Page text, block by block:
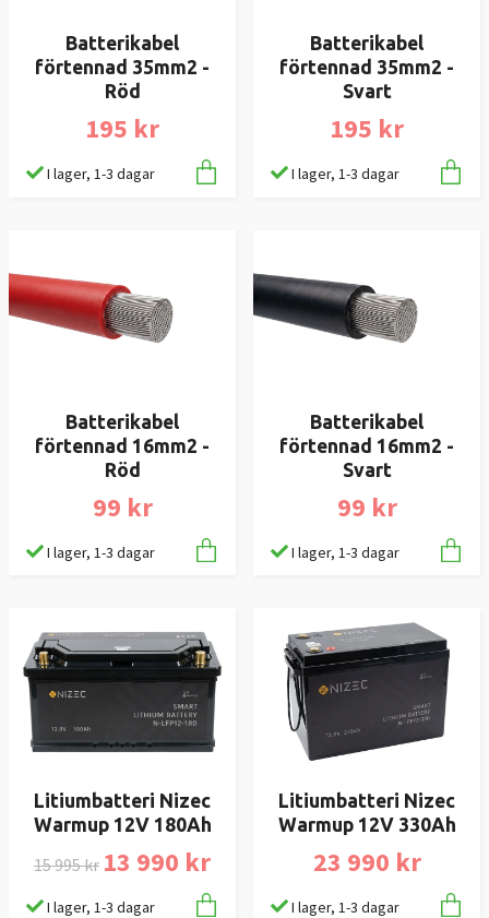
Batterikabel
förtennad 35mm2 -
Röd
195 kr
I lager, 1-3 dagar
Batterikabel
förtennad 35mm2 -
Svart
195 kr
I lager, 1-3 dagar
Batterikabel
förtennad 16mm2 -
Röd
99 kr
I lager, 1-3 dagar
Batterikabel
förtennad 16mm2 -
Svart
99 kr
I lager, 1-3 dagar
Litiumbatteri Nizec
Warmup 12V 180Ah
15 995 kr 13 990 kr
I lager, 1-3 dagar
Litiumbatteri Nizec
Warmup 12V 330Ah
23 990 kr
I lager, 1-3 dagar